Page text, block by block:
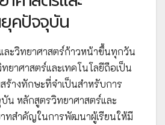
ยุคปัจจุบัน
ละวิทยาศาสตร์ก้าวหน้าขึ้นทุกวัน
ยาศาสตร์และเทคโนโลยีถือเป็น
ร้างทักษะที่จำเป็นสำหรับการ
น หลักสูตรวิทยาศาสตร์และ
ทสำคัญในการพัฒนาผู้เรียนให้มี